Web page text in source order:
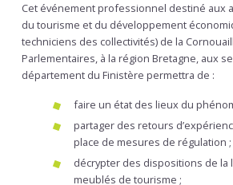
Cet événement professionnel destiné aux
du tourisme et du développement
techniciens des collectivités) de la
Parlementaires, à la région Bretagne, aux
département du Finistère permettra de :
faire un état des lieux du
partager des retours
place de mesures de régulation ;
décrypter des dispositions de la
meublés de tourisme ;